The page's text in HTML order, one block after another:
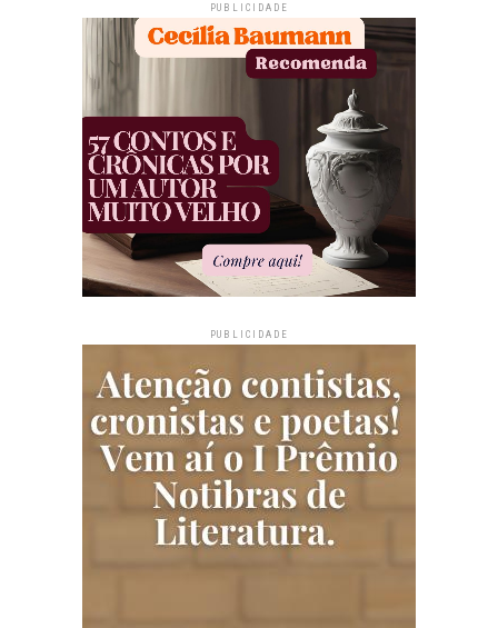
PUBLICIDADE
PUBLICIDADE